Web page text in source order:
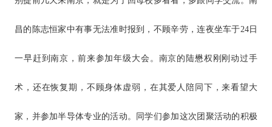
昌的陈志恒家中有事无法准时报到，不顾辛劳，连夜坐车于24日
一早赶到南京，前来参加年级大会。南京的陆懋权刚刚动过手
术，还在恢复期，不顾身体虚弱，在其爱人陪同下，来看望大
家，并参加半导体专业的活动。同学们参加这次团聚活动的积极